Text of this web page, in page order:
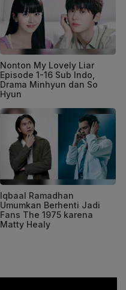
Nonton My Lovely Liar
Episode 1-16 Sub Indo,
Drama Minhyun dan So
Hyun
Iqbaal Ramadhan
Umumkan Berhenti Jadi
Fans The 1975 karena
Matty Healy